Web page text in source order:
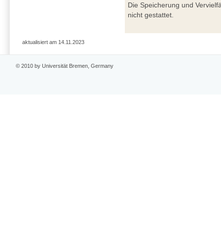
Die Speicherung und
nicht gestattet.
aktualisiert am 14.11.2023
© 2010 by Universität Bremen, Germany